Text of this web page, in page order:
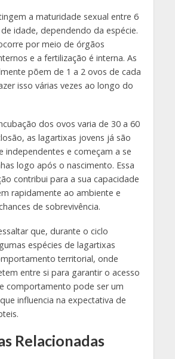
a maturidade sexual entre 6
idade, dependendo da espécie.
por meio de órgãos
e a fertilização é interna. As
põem de 1 a 2 ovos de cada
isso várias vezes ao longo do
dos ovos varia de 30 a 60
as lagartixas jovens já são
independentes e começam a se
logo após o nascimento. Essa
contribui para a sua capacidade
rapidamente ao ambiente e
de sobrevivência.
que, durante o ciclo
espécies de lagartixas
territorial, onde
entre si para garantir o acesso
comportamento pode ser um
influencia na expectativa de
Relacionadas